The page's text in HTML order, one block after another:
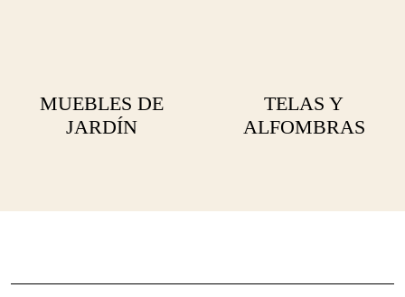
MUEBLES DE
JARDÍN
TELAS Y
ALFOMBRAS